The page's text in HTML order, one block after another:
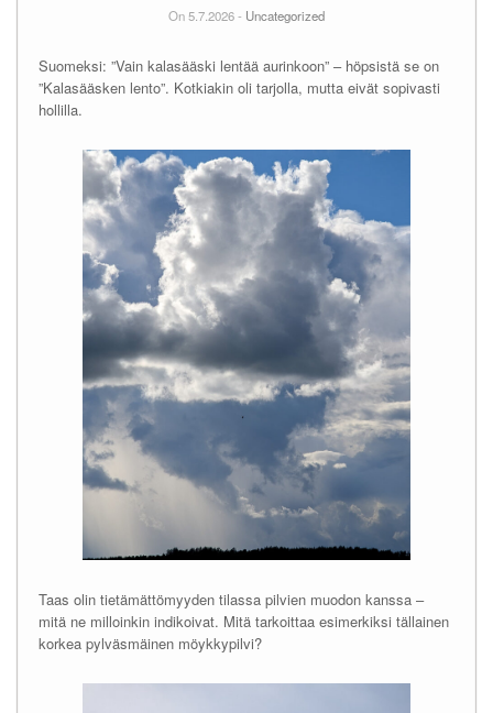
On 5.7.2026 - Uncategorized
Suomeksi: ”Vain kalasääski lentää aurinkoon” – höpsistä se on
”Kalasääsken lento”. Kotkiakin oli tarjolla, mutta eivät sopivasti
hollilla.
Taas olin tietämättömyyden tilassa pilvien muodon kanssa –
mitä ne milloinkin indikoivat. Mitä tarkoittaa esimerkiksi tällainen
korkea pylväsmäinen möykkypilvi?